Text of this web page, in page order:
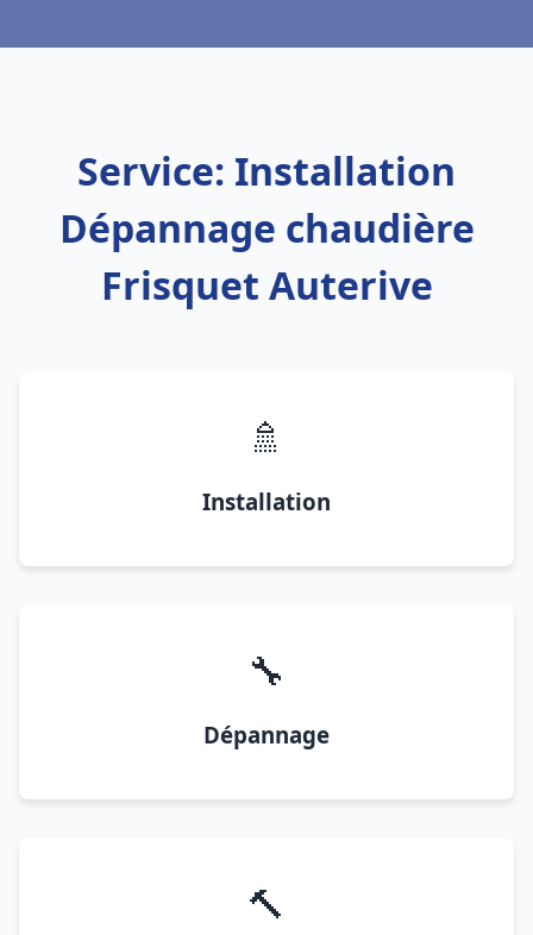
Service: Installation
Dépannage chaudière
Frisquet Auterive
🚿
Installation
🔧
Dépannage
🔨